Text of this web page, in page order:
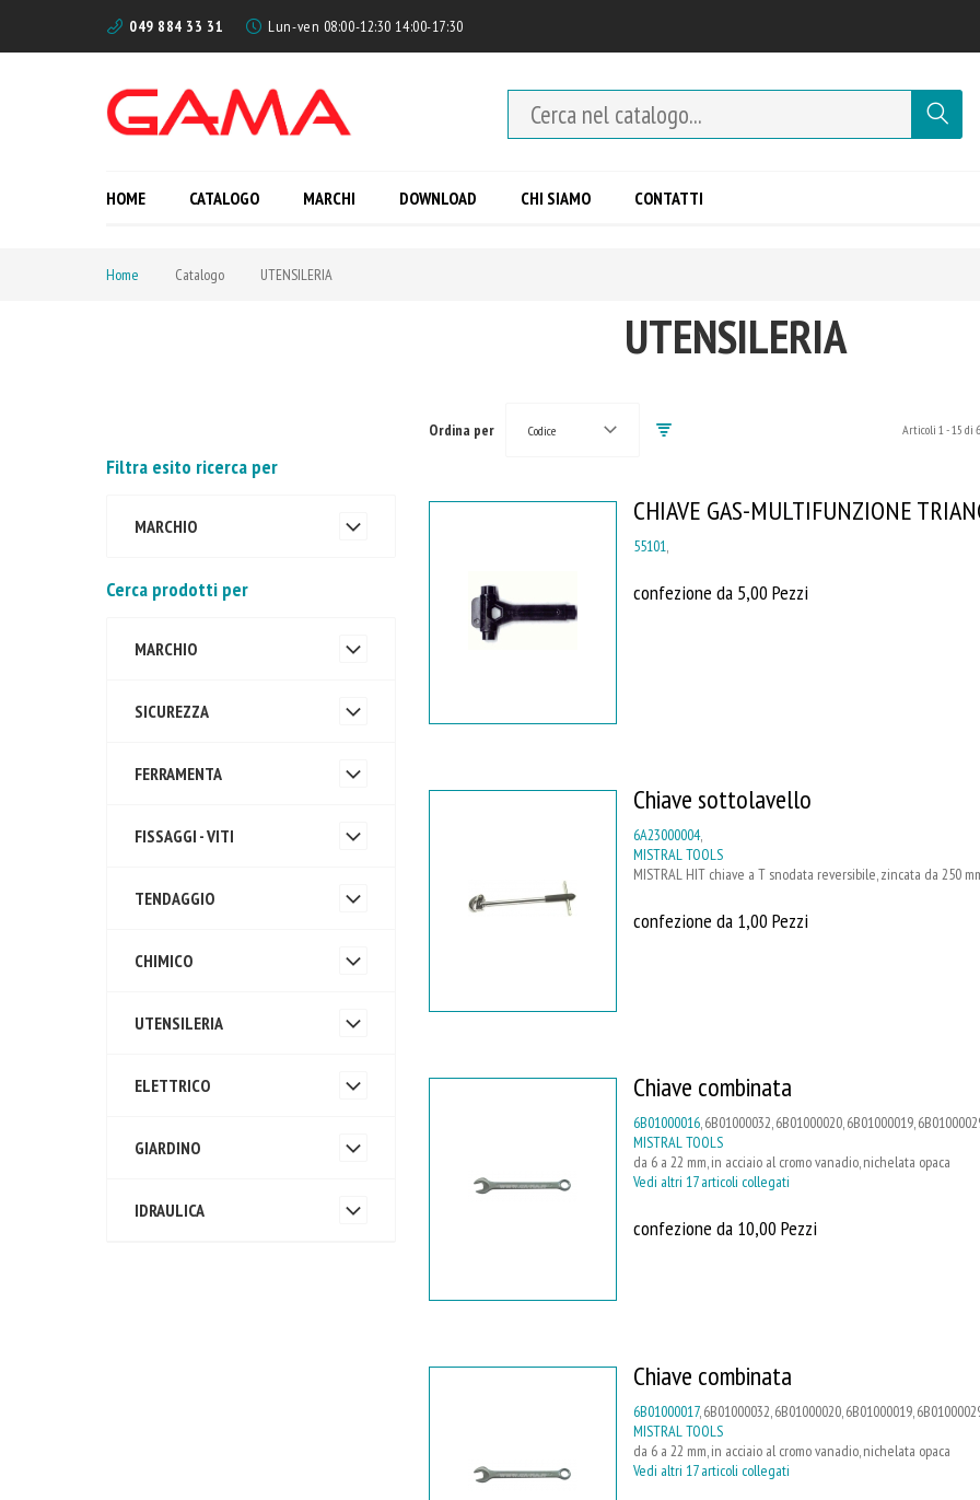
049 884 33 31 Lun-ven 08:00-12:30 14:00-17:30
HOME CATALOGO MARCHI DOWNLOAD CHI SIAMO CONTATTI
Home Catalogo UTENSILERIA
UTENSILERIA
Ordina per Codice Articoli 1-15 di
CHIAVE GAS-MULTIFUNZIONE
55101,
confezione da 5,00 Pezzi
Chiave sottolavello
6A23000004,
MISTRAL TOOLS
MISTRAL HIT chiave a T snodata reversibile, zincata da 250
confezione da 1,00 Pezzi
Chiave combinata
6B01000016, 6B01000032, 6B01000020, 6B01000019,
MISTRAL TOOLS
da 6 a 22 mm, in acciaio al cromo vanadio, nichelata opaca
Vedi altri 17 articoli collegati
confezione da 10,00 Pezzi
Chiave combinata
6B01000017, 6B01000032, 6B01000020, 6B01000019,
MISTRAL TOOLS
da 6 a 22 mm, in acciaio al cromo vanadio, nichelata opaca
Vedi altri 17 articoli collegati
Filtra esito ricerca per
MARCHIO
Cerca prodotti per
MARCHIO
SICUREZZA
FERRAMENTA
FISSAGGI - VITI
TENDAGGIO
CHIMICO
UTENSILERIA
ELETTRICO
GIARDINO
IDRAULICA